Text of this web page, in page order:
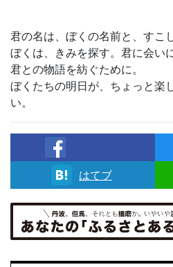
君の名は、ぼくの名前と、すこ
ぼくは、きみを探す。君に会い
君との物語を紡ぐために。
ぼくたちの明日が、ちょっと楽
い。
facebook
はてブ